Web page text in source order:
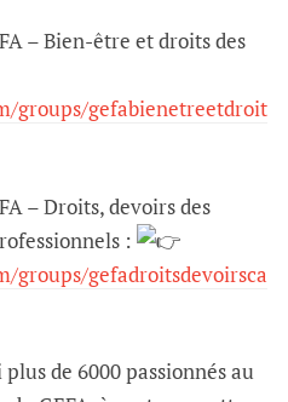
– Bien-être et droits des
groups/gefabienetreetdroit
– Droits, devoirs des
:
groups/gefadroitsdevoirsca
de 6000 passionnés au